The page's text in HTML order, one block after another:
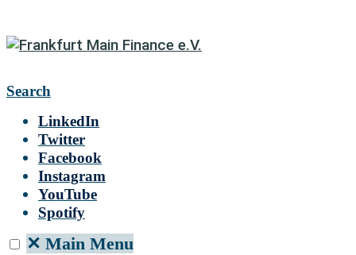
Search
LinkedIn
Twitter
Facebook
Instagram
YouTube
Spotify
✕ Main Menu